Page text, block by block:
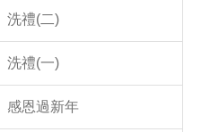
洗禮(二)
洗禮(一)
感恩過新年